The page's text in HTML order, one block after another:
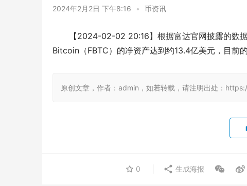
2024年2月2日 下午8:16 • 币资讯
【2024-02-02 20:16】根据富达官网披露的数
Bitcoin（FBTC）的净资产达到约13.4亿美元，目前
原创文章，作者：admin，如若转载，请注明出处：
0 生成海报